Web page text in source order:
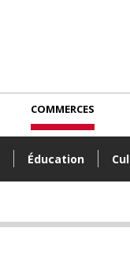
Éducation
COMMERCES